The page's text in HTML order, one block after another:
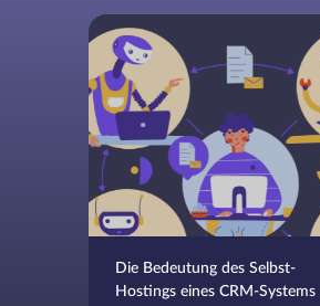
Die Bedeutung des Selbst-
Hostings eines CRM-Systems